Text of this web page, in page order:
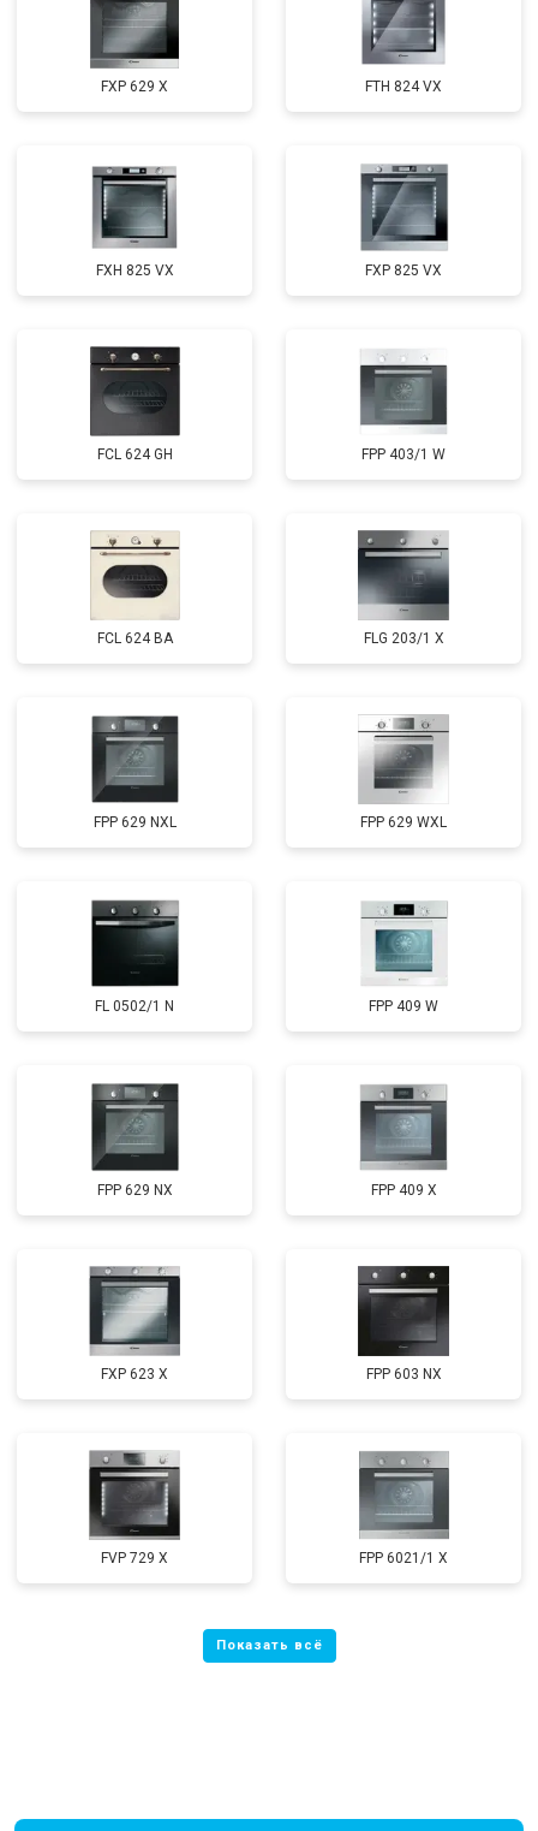
FXP 629 X FTH 824 VX
FXH 825 VX FXP 825 VX
FCL 624 GH FPP 403/1 W
FCL 624 BA FLG 203/1 X
FPP 629 NXL FPP 629 WXL
FL 0502/1 N FPP 409 W
FPP 629 NX FPP 409 X
FXP 623 X FPP 603 NX
FVP 729 X FPP 6021/1 X